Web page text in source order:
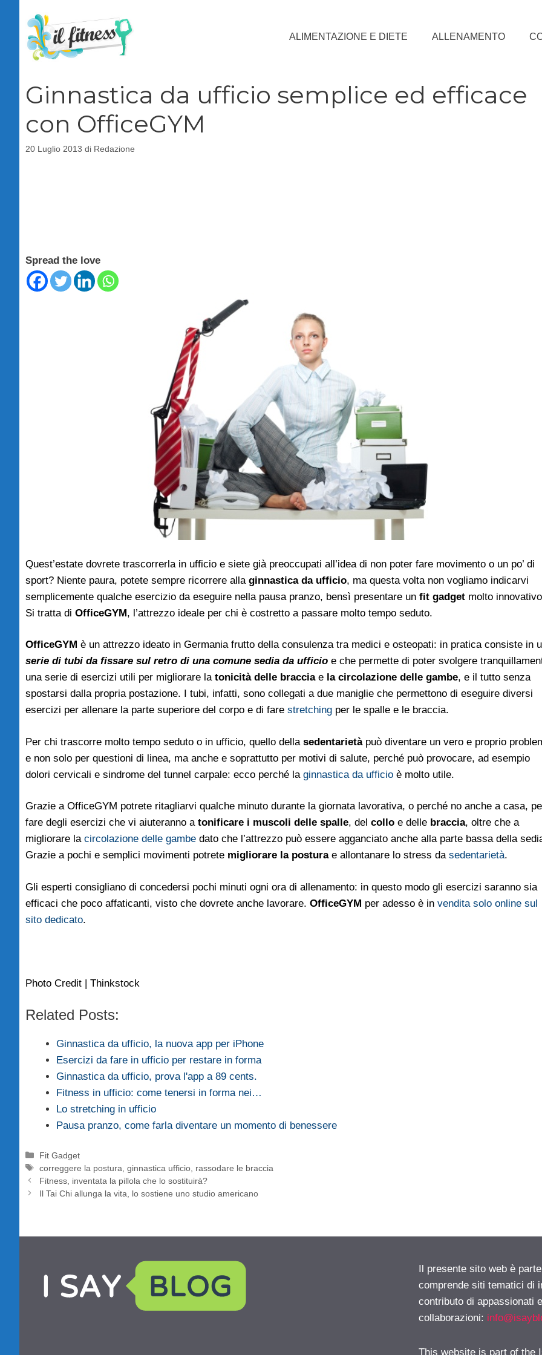
contenuto
ALIMENTAZIONE E DIETE ALLENAMENTO
Ginnastica da ufficio semplice ed efficace
con OfficeGYM
20 Luglio 2013 di Redazione
Spread the love
Quest’estate dovrete trascorrerla in ufficio e siete già preoccupati all’idea di non poter fare movimento o un po’ di
sport? Niente paura, potete sempre ricorrere alla ginnastica da ufficio, ma questa volta non vogliamo indicarvi
semplicemente qualche esercizio da eseguire nella pausa pranzo, bensì presentare un fit gadget molto
Si tratta di OfficeGYM, l’attrezzo ideale per chi è costretto a passare molto tempo seduto.
OfficeGYM è un attrezzo ideato in Germania frutto della consulenza tra medici e osteopati: in pratica consiste in
serie di tubi da fissare sul retro di una comune sedia da ufficio e che permette di poter svolgere
una serie di esercizi utili per migliorare latonicità delle braccia e la circolazione delle gambe, e il tutto senza
spostarsi dalla propria postazione. I tubi, infatti, sono collegati a due maniglie che permettono di eseguire diversi
esercizi per allenare la parte superiore del corpo e di fare stretching per le spalle e le braccia.
Per chi trascorre molto tempo seduto o in ufficio, quello della sedentarietàpuò diventare un vero e proprio
e non solo per questioni di linea, ma anche e soprattutto per motivi di salute, perché può provocare, ad esempio
dolori cervicali e sindrome del tunnel carpale: ecco perché la ginnastica da ufficio è molto utile.
Grazie a OfficeGYM potrete ritagliarvi qualche minuto durante la giornata lavorativa, o perché no anche a casa,
fare degli esercizi che vi aiuteranno a tonificare i muscoli delle spalle, del collo e delle braccia, oltre che a
migliorare la circolazione delle gambe dato che l’attrezzo può essere agganciato anche alla parte bassa della
Grazie a pochi e semplici movimenti potrete migliorare la posturae allontanare lo stress da sedentarietà.
Gli esperti consigliano di concedersi pochi minuti ogni ora di allenamento: in questo modo gli esercizi saranno sia
efficaci che poco affaticanti, visto che dovrete anche lavorare. OfficeGYM per adesso è in vendita solo online sul
sito dedicato.
Photo Credit | Thinkstock
Related Posts:
Ginnastica da ufficio, la nuova app per iPhone
Esercizi da fare in ufficio per restare in forma
Ginnastica da ufficio, prova l'app a 89 cents.
Fitness in ufficio: come tenersi in forma nei…
Lo stretching in ufficio
Pausa pranzo, come farla diventare un momento di benessere
Categorie
Fit Gadget
Tag
correggere la postura ,ginnastica ufficio rassodare le braccia
Fitness, inventata la pillola che lo sostituirà?
Il Tai Chi allunga la vita, lo sostiene uno studio americano
Il presente sito web è
comprende siti tematici di
contributo di appassionati
collaborazioni:
This website is part of the